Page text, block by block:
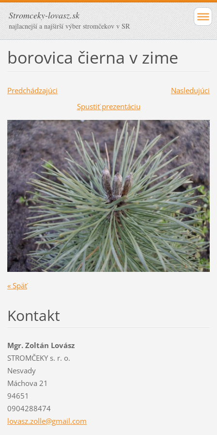
Stromceky-lovasz.sk
najlacnejší a najširší výber stromčekov v SR
borovica čierna v zime
Predchádzajúci
Nasledujúci
Spustiť prezentáciu
« Späť
Kontakt
Mgr. Zoltán Lovász
STROMČEKY s. r. o.
Nesvady
Máchova 21
94651
0904288474
lovasz.zolle@gmail.com